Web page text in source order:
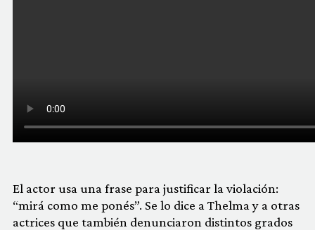
El actor usa una frase para justificar la violación:
“mirá como me ponés”. Se lo dice a Thelma y a otras
actrices que también denunciaron distintos grados